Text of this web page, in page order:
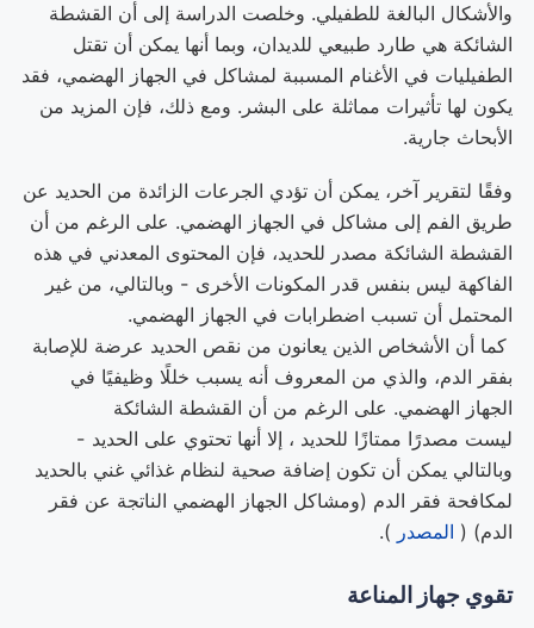
والأشكال البالغة للطفيلي. وخلصت الدراسة إلى أن القشطة
الشائكة هي طارد طبيعي للديدان، وبما أنها يمكن أن تقتل
الطفيليات في الأغنام المسببة لمشاكل في الجهاز الهضمي، فقد
يكون لها تأثيرات مماثلة على البشر. ومع ذلك، فإن المزيد من
الأبحاث جارية.
وفقًا لتقرير آخر، يمكن أن تؤدي الجرعات الزائدة من الحديد عن
طريق الفم إلى مشاكل في الجهاز الهضمي. على الرغم من أن
القشطة الشائكة مصدر للحديد، فإن المحتوى المعدني في هذه
الفاكهة ليس بنفس قدر المكونات الأخرى - وبالتالي، من غير
المحتمل أن تسبب اضطرابات في الجهاز الهضمي.
كما أن الأشخاص الذين يعانون من نقص الحديد عرضة للإصابة
بفقر الدم، والذي من المعروف أنه يسبب خللًا وظيفيًا في
الجهاز الهضمي. على الرغم من أن القشطة الشائكة
ليست مصدرًا ممتازًا للحديد ، إلا أنها تحتوي على الحديد -
وبالتالي يمكن أن تكون إضافة صحية لنظام غذائي غني بالحديد
لمكافحة فقر الدم (ومشاكل الجهاز الهضمي الناتجة عن فقر
الدم) ( المصدر ).
تقوي جهاز المناعة